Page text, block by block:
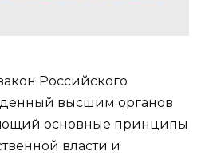
Российского
высшим органов
основные принципы
власти и